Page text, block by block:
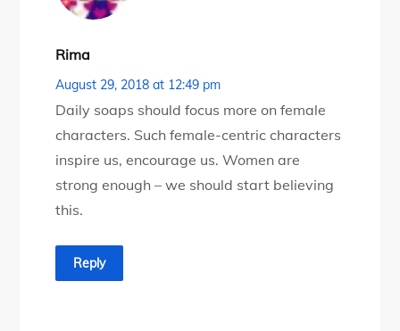
Rima
August 29, 2018 at 12:49 pm
Daily soaps should focus more on female
characters. Such female-centric characters
inspire us, encourage us. Women are
strong enough – we should start believing
this.
Reply